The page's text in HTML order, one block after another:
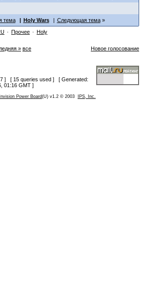
тема
Holy Wars
Следующая тема
Прочее
Holy
» все Новое голосование
] [ 15 queries used ] [ Generated:
01:16 GMT ]
Invision Power Board(U) v1.2 © 2003 IPS, Inc.